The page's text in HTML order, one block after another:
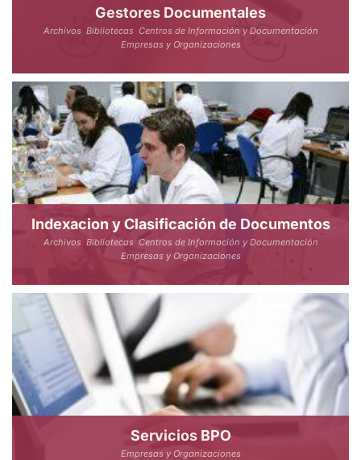
Gestores Documentales
Archivos Bibliotecas Centros de Información y Documentación
Empresas y Organizaciones
Indexacion y Clasificación de Documentos
Archivos Bibliotecas Centros de Información y Documentación
Empresas y Organizaciones
Servicios BPO
Empresas y Organizaciones